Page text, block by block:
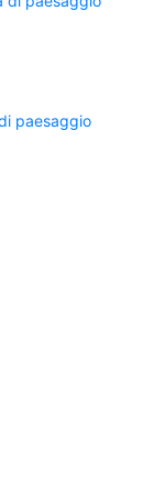
paesaggio